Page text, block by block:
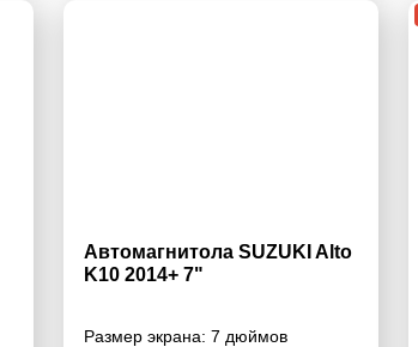
Автомагнитола SUZUKI Alto
K10 2014+ 7"
Размер экрана: 7 дюймов